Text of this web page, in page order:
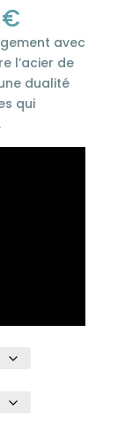
€Plage
de
prix :
540,00
à
590,00
avec
l’acier de
dualité
qui